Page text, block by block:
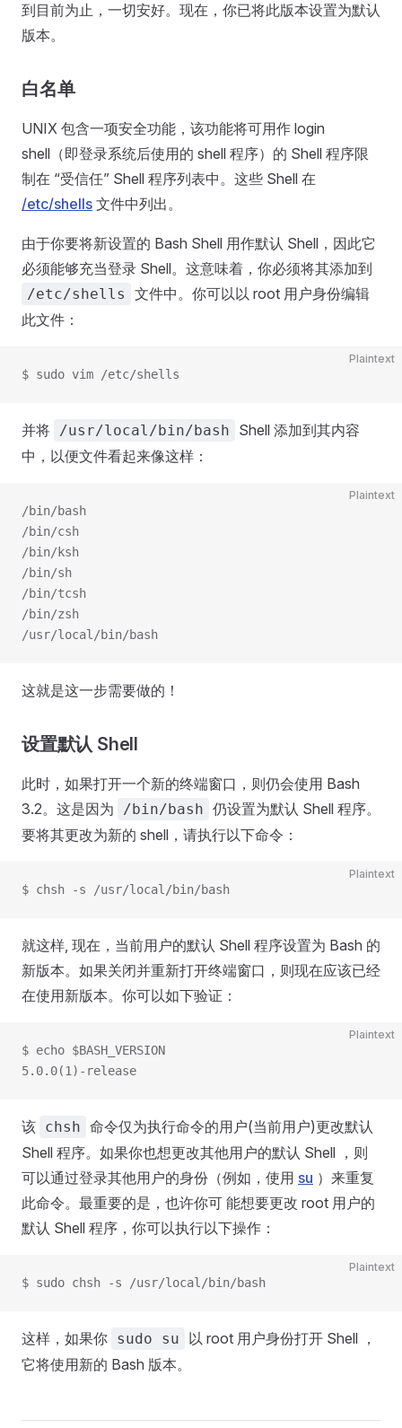
到目前为止，一切安好。现在，你已将此版本设置为默认
版本。
白名单
UNIX 包含一项安全功能，该功能将可用作 login
shell（即登录系统后使用的 shell 程序）的 Shell 程序限
制在 “受信任” Shell 程序列表中。这些 Shell 在
/etc/shells 文件中列出。
由于你要将新设置的 Bash Shell 用作默认 Shell，因此它
必须能够充当登录 Shell。这意味着，你必须将其添加到
/etc/shells
文件中。你可以以 root 用户身份编辑
此文件：
Plaintext
$ sudo vim /etc/shells
并将 /usr/local/bin/bash
Shell 添加到其内容
中，以便文件看起来像这样：
Plaintext
/bin/bash
/bin/csh
/bin/ksh
/bin/sh
/bin/tcsh
/bin/zsh
/usr/local/bin/bash
这就是这一步需要做的！
设置默认 Shell
此时，如果打开一个新的终端窗口，则仍会使用 Bash
3.2。这是因为
/bin/bash 仍设置为默认 Shell 程序。
要将其更改为新的 shell，请执行以下命令：
Plaintext
$ chsh -s /usr/local/bin/bash
就这样, 现在，当前用户的默认 Shell 程序设置为 Bash 的
新版本。如果关闭并重新打开终端窗口，则现在应该已经
在使用新版本。你可以如下验证：
Plaintext
$ echo $BASH_VERSION
5.0.0(1)-release
该 chsh 命令仅为执行命令的用户(当前用户)更改默认
Shell 程序。如果你也想更改其他用户的默认 Shell ，则
可以通过登录其他用户的身份（例如，使用 su ）来重复
此命令。最重要的是，也许你可 能想要更改 root 用户的
默认 Shell 程序，你可以执行以下操作：
Plaintext
$ sudo chsh -s /usr/local/bin/bash
这样，如果你 sudo su
以 root 用户身份打开 Shell ，
它将使用新的 Bash 版本。